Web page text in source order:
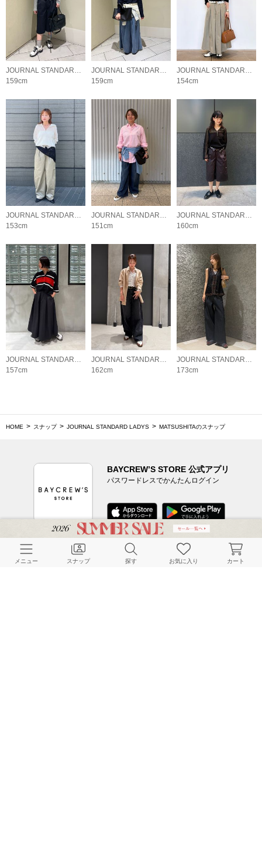
JOURNAL STANDARD LADYS
159cm
JOURNAL STANDARD LADYS
159cm
JOURNAL STANDARD LADYS
154cm
153cm
151cm
160cm
157cm
162cm
173cm
HOME スナップ JOURNAL STANDARD LADYS MATSUSHITAのスナップ
BAYCREW’S STORE 公式アプリ
パスワードレスでかんたんログイン
CUSTOMER SERVICE
メニュー スナップ 探す お気に入り カート